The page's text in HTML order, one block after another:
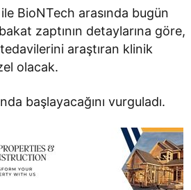
BioNTech arasında bugün
zaptının detaylarına göre,
araştıran klinik
olacak.
başlayacağını vurguladı.